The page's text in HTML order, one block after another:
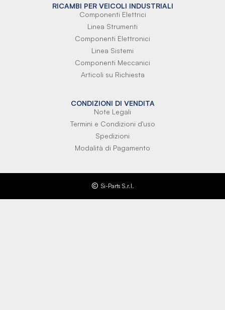
RICAMBI PER VEICOLI INDUSTRIALI
Componenti Elettrici
Linea Strumenti
Componenti Elettronici
Linea Sistemi
Componenti Meccanici
Articoli su Richiesta
CONDIZIONI DI VENDITA
Note Legali
Termini e Condizioni d'uso
Spedizioni
Modalità di Pagamento
Si-Parts S.r.l.